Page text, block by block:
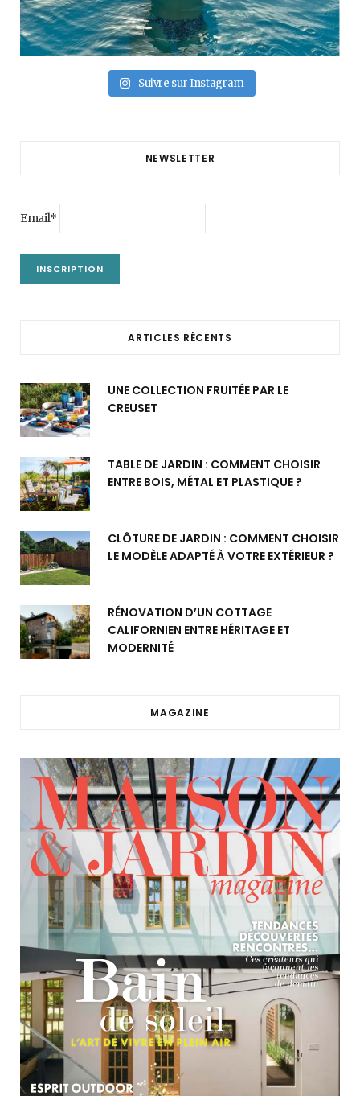
Suivre sur Instagram
NEWSLETTER
Email*
ARTICLES RÉCENTS
UNE COLLECTION FRUITÉE PAR LE
CREUSET
TABLE DE JARDIN : COMMENT CHOISIR
ENTRE BOIS, MÉTAL ET PLASTIQUE ?
CLÔTURE DE JARDIN : COMMENT CHOISIR
LE MODÈLE ADAPTÉ À VOTRE EXTÉRIEUR ?
RÉNOVATION D’UN COTTAGE
CALIFORNIEN ENTRE HÉRITAGE ET
MODERNITÉ
MAGAZINE